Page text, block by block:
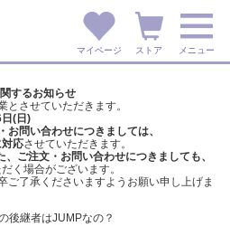
マイページ ストア メニュー
するお知らせ
させていただきます。
(日)
問い合わせにつきましては、
応させていただきます。
、ご注文・ お問い合わせにつきましても、
く場合がございます。
ご了承くださいますようお願い申し上げま
後継者はJUMPなの？